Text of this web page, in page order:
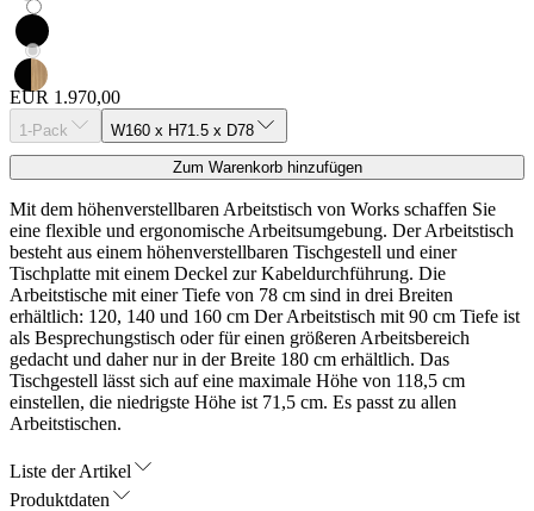
EUR 1.970,00
1-Pack W160 x H71.5 x D78
Zum Warenkorb hinzufügen
Mit dem höhenverstellbaren Arbeitstisch von Works schaffen Sie
eine flexible und ergonomische Arbeitsumgebung. Der Arbeitstisch
besteht aus einem höhenverstellbaren Tischgestell und einer
Tischplatte mit einem Deckel zur Kabeldurchführung. Die
Arbeitstische mit einer Tiefe von 78 cm sind in drei Breiten
erhältlich: 120, 140 und 160 cm Der Arbeitstisch mit 90 cm Tiefe ist
als Besprechungstisch oder für einen größeren Arbeitsbereich
gedacht und daher nur in der Breite 180 cm erhältlich. Das
Tischgestell lässt sich auf eine maximale Höhe von 118,5 cm
einstellen, die niedrigste Höhe ist 71,5 cm. Es passt zu allen
Arbeitstischen.
Liste der Artikel
Produktdaten